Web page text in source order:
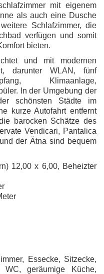
mit eigenem
als auch eine Dusche
Schlafzimmer, die
verfügen und somit
bieten.
und mit modernen
darunter WLAN, fünf
Klimaanlage,
In der Umgebung der
schönsten Städte im
kurze Autofahrt entfernt
barocken Schätze des
Vendicari, Pantalica
der Ätna sind bequem
12,00 x 6,00, Beheizter
, Essecke, Sitzecke,
WC, geräumige Küche,